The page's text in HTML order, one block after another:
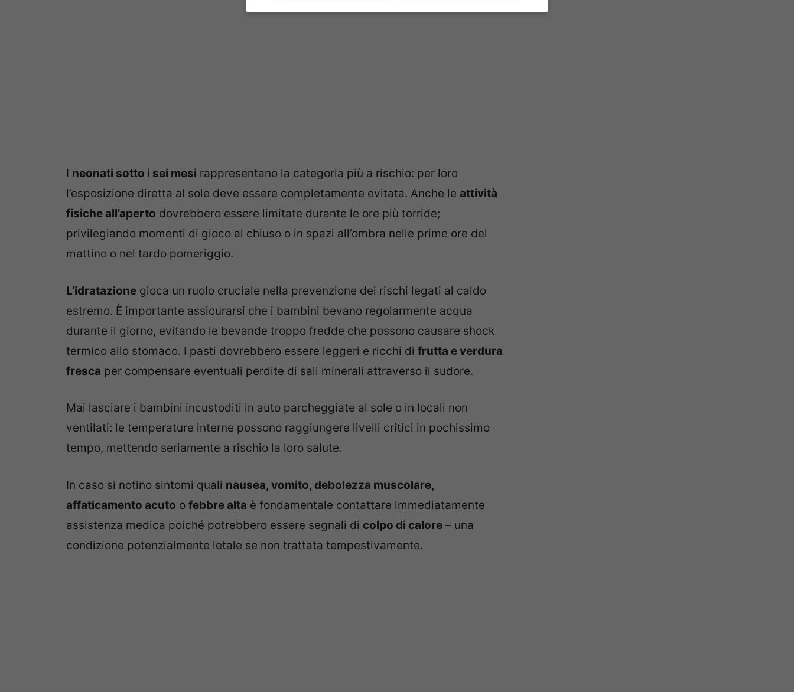
I neonati sotto i sei mesi rappresentano la categoria più a rischio: per loro
l’esposizione diretta al sole deve essere completamente evitata. Anche le attività
fisiche all’aperto dovrebbero essere limitate durante le ore più torride;
privilegiando momenti di gioco al chiuso o in spazi all’ombra nelle prime ore del
mattino o nel tardo pomeriggio.
L’idratazione gioca un ruolo cruciale nella prevenzione dei rischi legati al caldo
estremo. È importante assicurarsi che i bambini bevano regolarmente acqua
durante il giorno, evitando le bevande troppo fredde che possono causare shock
termico allo stomaco. I pasti dovrebbero essere leggeri e ricchi di frutta e verdura
fresca per compensare eventuali perdite di sali minerali attraverso il sudore.
Mai lasciare i bambini incustoditi in auto parcheggiate al sole o in locali non
ventilati: le temperature interne possono raggiungere livelli critici in pochissimo
tempo, mettendo seriamente a rischio la loro salute.
In caso si notino sintomi quali nausea, vomito, debolezza muscolare,
affaticamento acuto o febbre alta è fondamentale contattare immediatamente
assistenza medica poiché potrebbero essere segnali di colpo di calore – una
condizione potenzialmente letale se non trattata tempestivamente.